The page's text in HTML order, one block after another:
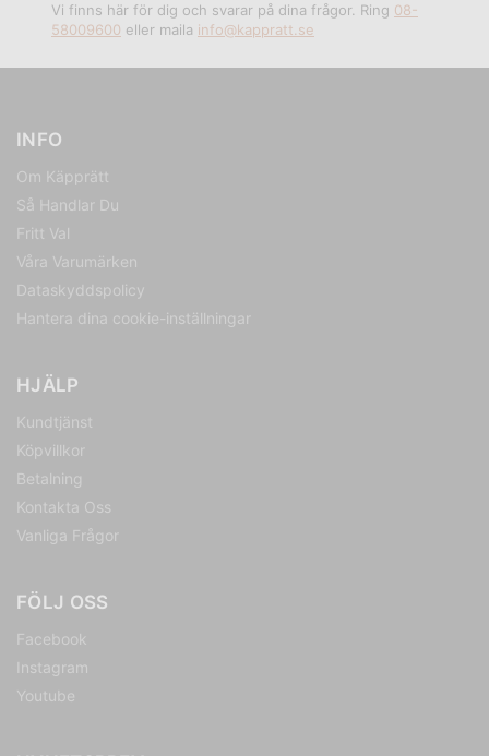
Vi finns här för dig och svarar på dina frågor. Ring 08-
58009600 eller maila info@kappratt.se
INFO
Om Käpprätt
Så Handlar Du
Fritt Val
Våra Varumärken
Dataskyddspolicy
Hantera dina cookie-inställningar
HJÄLP
Kundtjänst
Köpvillkor
Betalning
Kontakta Oss
Vanliga Frågor
FÖLJ OSS
Facebook
Instagram
Youtube